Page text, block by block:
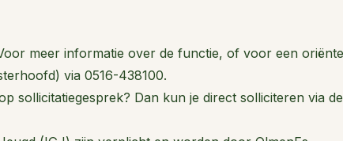
meer informatie over de functie, of voor een
via 0516-438100.
sollicitatiegesprek? Dan kun je direct solliciteren via de